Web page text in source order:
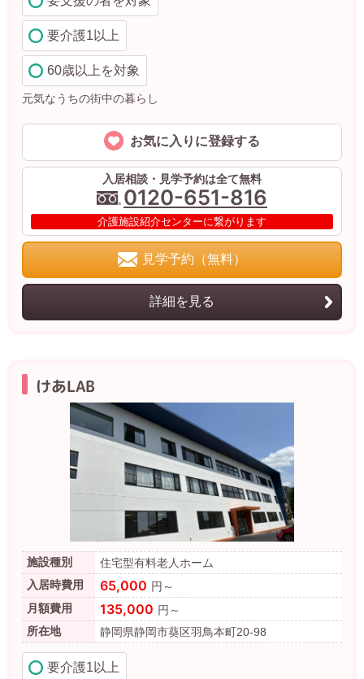
元気なうちの街中の暮らし
要介護1以上
60歳以上を対象
お気に入りに登録する
入居相談・見学予約は全て無料
0120-651-816
介護施設紹介センターに繋がります
見学予約（無料）
詳細を見る
けあLAB
施設種別
住宅型有料老人ホーム
入居時費用
65,000 円～
月額費用
135,000 円～
所在地
静岡県静岡市葵区羽鳥本町20-98
要介護1以上